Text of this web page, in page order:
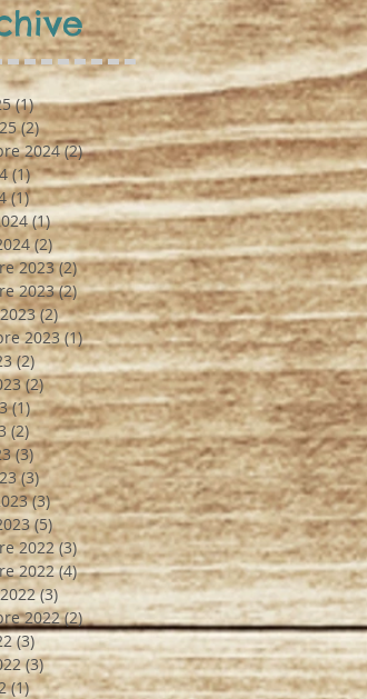
(1)1 post
(2)2 posts
2024 (2)2 posts
(1)1 post
(1)1 post
(1)1 post
(2)2 posts
2023 (2)2 posts
2023 (2)2 posts
(2)2 posts
2023 (1)1 post
(2)2 posts
(2)2 posts
(1)1 post
(2)2 posts
(3)3 posts
(3)3 posts
(3)3 posts
(5)5 posts
2022 (3)3 posts
2022 (4)4 posts
(3)3 posts
2022 (2)2 posts
(3)3 posts
(3)3 posts
(1)1 post